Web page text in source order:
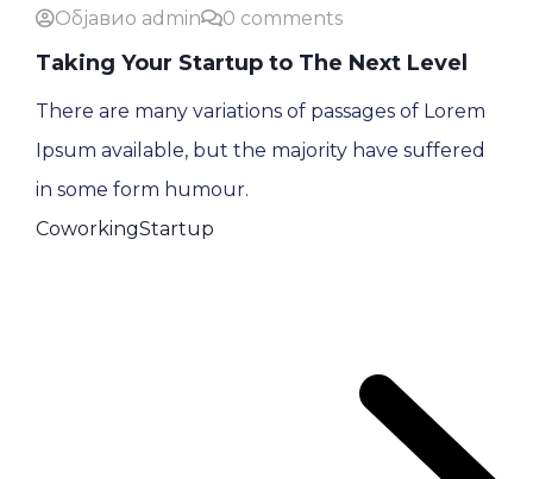
Објавио admin
0 comments
Taking Your Startup to The Next Level
There are many variations of passages of Lorem
Ipsum available, but the majority have suffered
in some form humour.
CoworkingStartup